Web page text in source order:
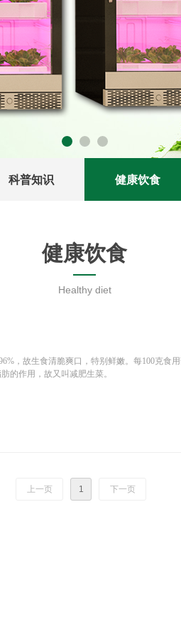
科普知识 健康饮食
健康饮食
Healthy diet
，故生食清脆爽口，特别鲜嫩。每100克
的作用，故又叫减肥生菜。
上一页 1 下一页